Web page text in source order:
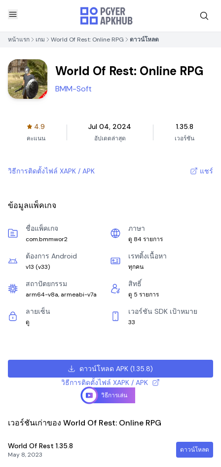
หน้าแรก เกม World Of Rest: Online RPG ดาวน์โหลด
World Of Rest: Online RPG
BMM-Soft
4.9
คะแนน
Jul 04, 2024
อัปเดตล่าสุด
1.35.8
เวอร์ชัน
วิธีการติดตั้งไฟล์ XAPK / APK แชร์
ข้อมูลแพ็คเกจ
ชื่อแพ็คเกจ
com.bmmwor2
ภาษา
ดู 84 รายการ
ต้องการ Android
v13 (v33)
เรทติ้งเนื้อหา
ทุกคน
สถาปัตยกรรม
arm64-v8a, armeabi-v7a
สิทธิ์
ดู 5 รายการ
ลายเซ็น
ดู
เวอร์ชัน SDK เป้าหมาย
33
ดาวน์โหลด APK (1.35.8)
วิธีการติดตั้งไฟล์ XAPK / APK
วิธีการเล่น
เวอร์ชันเก่าของ World Of Rest: Online RPG
World Of Rest 1.35.8
May 8, 2023
ดาวน์โหลด